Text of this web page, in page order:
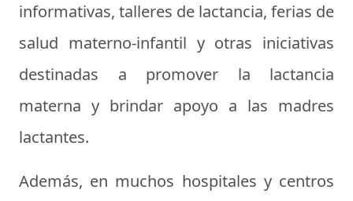
informativas, talleres de lactancia, ferias de
salud materno-infantil y otras iniciativas
destinadas a promover la lactancia
materna y brindar apoyo a las madres
lactantes.
Además, en muchos hospitales y centros